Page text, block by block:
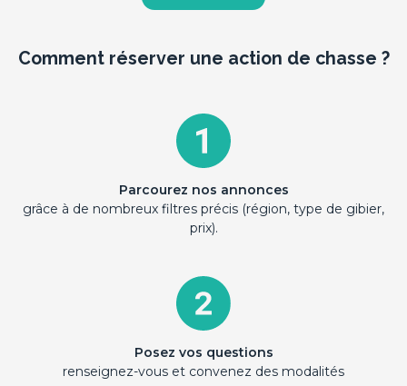
Comment réserver une action de chasse ?
Parcourez nos annonces
grâce à de nombreux filtres précis (région, type de gibier,
prix).
Posez vos questions
renseignez-vous et convenez des modalités